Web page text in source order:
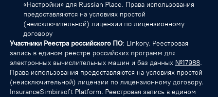
«Настройки» для Russian Place. Права использования
предоставляются на условиях простой
(неисключительной) лицензии по лицензионному
договору
Участники Реестра российского ПО: Linkory. Реестровая
запись в едином реестре российских программ для
электронных вычислительных машин и баз данных №17988.
Права использования предоставляются на условиях простой
(неисключительной) лицензии по лицензионному договору.
InsuranceSimbirsoft Platform. Реестровая запись в едином